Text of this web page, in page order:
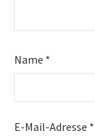
Name *
E-Mail-Adresse *